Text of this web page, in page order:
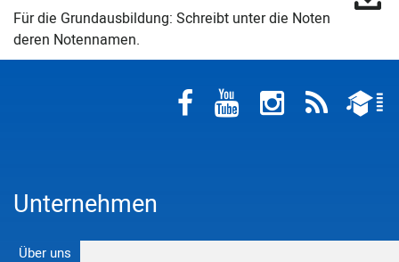
Für die Grundausbildung: Schreibt unter die Noten
deren Notennamen.
Unternehmen
Über uns